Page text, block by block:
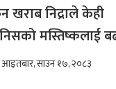
खराब निद्राले केही
मस्तिष्कलाई
गर्छ ?
आइतबार, साउन १७, २०८३